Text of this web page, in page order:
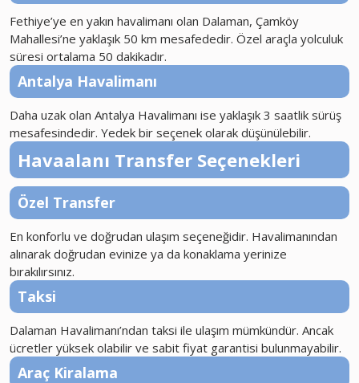
Fethiye’ye en yakın havalimanı olan Dalaman, Çamköy
Mahallesi’ne yaklaşık 50 km mesafededir. Özel araçla yolculuk
süresi ortalama 50 dakikadır.
Antalya Havalimanı
Daha uzak olan Antalya Havalimanı ise yaklaşık 3 saatlik sürüş
mesafesindedir. Yedek bir seçenek olarak düşünülebilir.
Havaalanı Transfer Seçenekleri
Özel Transfer
En konforlu ve doğrudan ulaşım seçeneğidir. Havalimanından
alınarak doğrudan evinize ya da konaklama yerinize
bırakılırsınız.
Taksi
Dalaman Havalimanı’ndan taksi ile ulaşım mümkündür. Ancak
ücretler yüksek olabilir ve sabit fiyat garantisi bulunmayabilir.
Araç Kiralama